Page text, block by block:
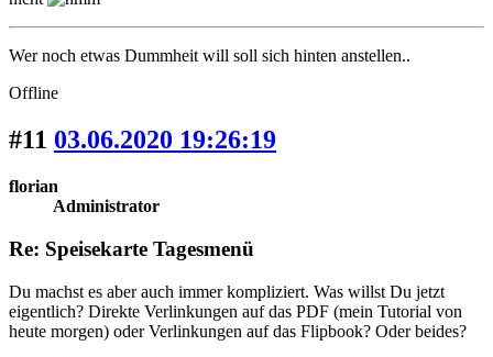
Wer noch etwas Dummheit will soll sich hinten anstellen..
Offline
#11 03.06.2020 19:26:19
florian
Administrator
Re: Speisekarte Tagesmenü
Du machst es aber auch immer kompliziert. Was willst Du jetzt
eigentlich? Direkte Verlinkungen auf das PDF (mein Tutorial von
heute morgen) oder Verlinkungen auf das Flipbook? Oder beides?